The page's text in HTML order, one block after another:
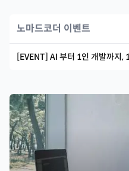
노마드코더 이벤트
[EVENT] AI 부터 1인 개발까지,